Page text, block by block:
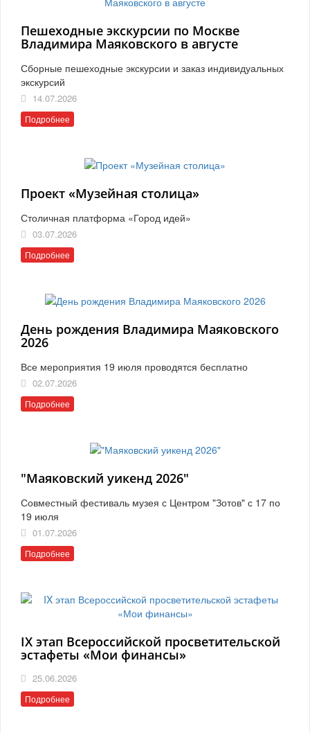
Пешеходные экскурсии по Москве
Владимира Маяковского в августе
Сборные пешеходные экскурсии и заказ индивидуальных
экскурсий
14.07.2026
Подробнее
Проект «Музейная столица»
Столичная платформа «Город идей»
03.07.2026
Подробнее
День рождения Владимира Маяковского
2026
Все мероприятия 19 июля проводятся бесплатно
02.07.2026
Подробнее
"Маяковский уикенд 2026"
Совместный фестиваль музея с Центром "Зотов" с 17 по
19 июля
01.07.2026
Подробнее
IX этап Всероссийской просветительской
эстафеты «Мои финансы»
25.06.2026
Подробнее